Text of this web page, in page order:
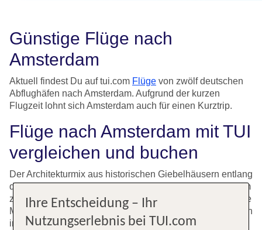
Günstige Flüge nach
Amsterdam
Aktuell findest Du auf tui.com Flüge von zwölf deutschen
Abflughäfen nach Amsterdam. Aufgrund der kurzen
Flugzeit lohnt sich Amsterdam auch für einen Kurztrip.
Flüge nach Amsterdam mit TUI
vergleichen und buchen
Der Architekturmix aus historischen Giebelhäusern entlang
den Grachten und modernen Gebäuden macht Amsterdam
zu einer der sehenswertesten Städte Europas. Spannende
Museen sprechen kulturell, historisch und zeitgeschichtlich
interessierte Besucher der Stadt an. Flüge nach
Ihre Entscheidung – Ihr
Nutzungserlebnis bei TUI.com